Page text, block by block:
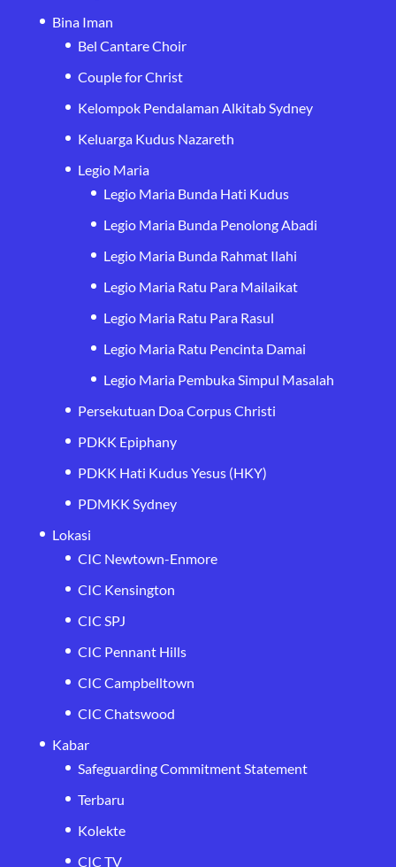
Bina Iman
Bel Cantare Choir
Couple for Christ
Kelompok Pendalaman Alkitab Sydney
Keluarga Kudus Nazareth
Legio Maria
Legio Maria Bunda Hati Kudus
Legio Maria Bunda Penolong Abadi
Legio Maria Bunda Rahmat Ilahi
Legio Maria Ratu Para Mailaikat
Legio Maria Ratu Para Rasul
Legio Maria Ratu Pencinta Damai
Legio Maria Pembuka Simpul Masalah
Persekutuan Doa Corpus Christi
PDKK Epiphany
PDKK Hati Kudus Yesus (HKY)
PDMKK Sydney
Lokasi
CIC Newtown-Enmore
CIC Kensington
CIC SPJ
CIC Pennant Hills
CIC Campbelltown
CIC Chatswood
Kabar
Safeguarding Commitment Statement
Terbaru
Kolekte
CIC TV